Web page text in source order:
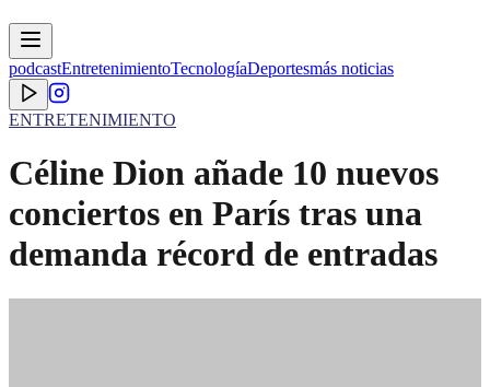
podcastEntretenimientoTecnologíaDeportesmás noticias
ENTRETENIMIENTO
Céline Dion añade 10 nuevos
conciertos en París tras una
demanda récord de entradas